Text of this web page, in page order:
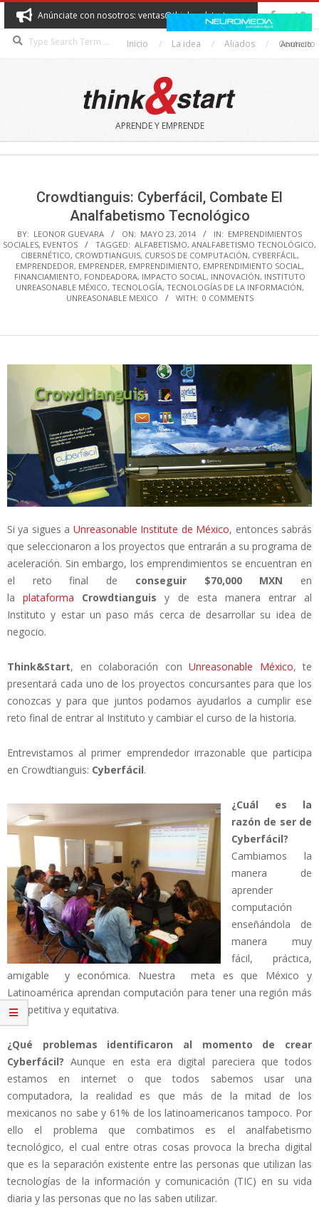
Skip
to
content
Anúnciate con nosotros: ventas@thinkandstart.com
Inicio La idea Aliados Contacto
THINK&START
APRENDE Y EMPRENDE
Anuncio
Crowdtianguis: Cyberfácil, Combate El
Analfabetismo Tecnológico
BY: LEONOR GUEVARA ON: MAYO 23, 2014 IN: EMPRENDIMIENTOS
SOCIALES, EVENTOS TAGGED: ALFABETISMO, ANALFABETISMO TECNOLÓGICO,
CIBERNÉTICO, CROWDTIANGUIS, CURSOS DE COMPUTACIÓN, CYBERFÁCIL,
EMPRENDEDOR, EMPRENDER, EMPRENDIMIENTO, EMPRENDIMIENTO SOCIAL,
FINANCIAMIENTO, FONDEADORA, IMPACTO SOCIAL, INNOVACIÓN, INSTITUTO
UNREASONABLE MÉXICO, TECNOLOGÍA, TECNOLOGÍAS DE LA INFORMACIÓN,
UNREASONABLE MEXICO
WITH: 0 COMMENTS
Si ya sigues a Unreasonable Institute de México, entonces sabrás
que seleccionaron a los proyectos que entrarán a su programa de
aceleración. Sin embargo, los emprendimientos se encuentran en
el reto final de conseguir $70,000 MXN en
laplataforma Crowdtianguis y de esta manera entrar al
Instituto y estar un paso más cerca de desarrollar su idea de
negocio.
Think&Start, en colaboración con Unreasonable México, te
presentará cada uno de los proyectos concursantes para que los
conozcas y para que juntos podamos ayudarlos a cumplir ese
reto final de entrar al Instituto y cambiar el curso de la historia.
Entrevistamos al primer emprendedor irrazonable que participa
en Crowdtianguis: Cyberfácil.
¿Cuál es la
razón de ser de
Cyberfácil?
Cambiamos la
manera de
aprender
computación
enseñándola de
manera muy
fácil, práctica,
amigable y económica. Nuestra meta es que México y
Latinoamérica aprendan computación para tener una región más
competitiva y equitativa.
¿Qué problemas identificaron al momento de crear
Cyberfácil?Aunque en esta era digital pareciera que todos
estamos en internet o que todos sabemos usar una
computadora, la realidad es que más de la mitad de los
mexicanos no sabe y 61% de los latinoamericanos tampoco. Por
ello el problema que combatimos es el analfabetismo
tecnológico, el cual entre otras cosas provoca la brecha digital
que es la separación existente entre las personas que utilizan las
tecnologías de la información y comunicación (TIC) en su vida
diaria y las personas que no las saben utilizar.